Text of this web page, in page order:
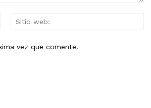
Correo
vez que comente.